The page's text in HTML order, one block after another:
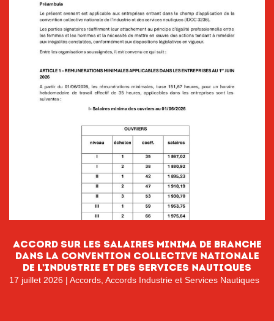
Accord sur les salaires minima de branche
dans la Convention collective nationale
de l’Industrie et des services nautiques
17 juillet 2026 | Accords Accords Industrie et Services Nautiques